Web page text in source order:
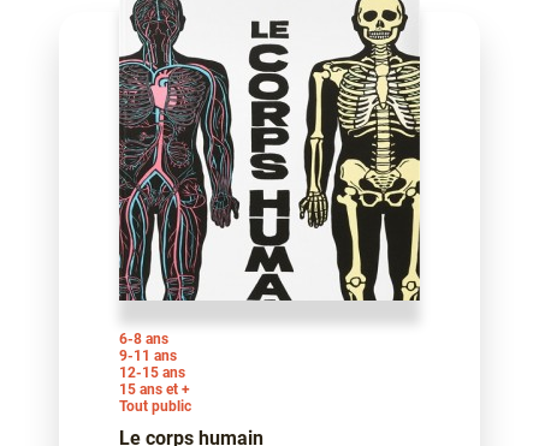
6-8 ans
9-11 ans
12-15 ans
15 ans et +
Tout public
Le corps humain